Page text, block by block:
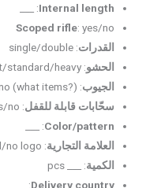
Internal length
: ___
Scoped rifle: yes/no
القدرات: single/double
الحشو: light/standard/heavy
الجيوب: yes/no (what items?)
سحّابات قابلة للقفل: yes/no
Color/pattern
: ___
العلامة التجارية: patch/embroidery/label/no logo
الكمية: ___ pcs
Delivery country
: ___